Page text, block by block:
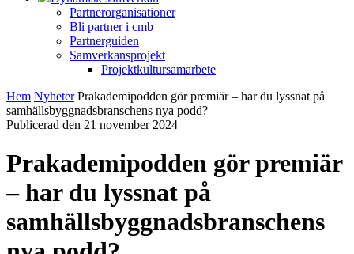
Partnerorganisationer
Bli partner i cmb
Partnerguiden
Samverkansprojekt
Projektkultursamarbete
Hem Nyheter Prakademipodden gör premiär – har du lyssnat på
samhällsbyggnadsbranschens nya podd?
Publicerad den 21 november 2024
Prakademipodden gör premiär
– har du lyssnat på
samhällsbyggnadsbranschens